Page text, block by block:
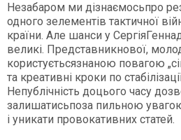
Незабаром ми дізнаємосьпро
одного зелементів тактичної
країни. Але шанси у
великі. Представникнової,
користуєтьсязнаною повагою
та креативні кроки по
Непублічність доцього часу
залишатисьпоза пильною
і уникати провокативних статей.